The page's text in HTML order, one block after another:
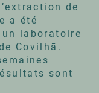
de
a été
laboratoire
Covilhā.
sont